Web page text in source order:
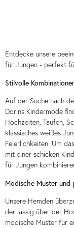
Entdecke unsere
für Jungen - perfekt
Stilvolle
Auf der Suche nach
Dorins Kindermode
Hochzeiten, Taufen,
klassisches weißes
Feierlichkeiten. Um
mit einer schicken
für Jungen
Modische Muster und
Unsere Hemden
der lässig über der
modische Muster für